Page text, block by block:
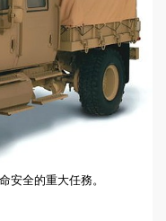
安全的重大任務。